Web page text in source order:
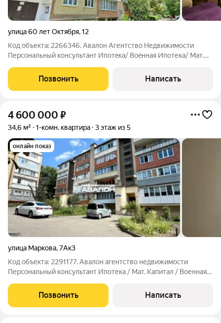
улица 60 лет Октября,12
Код объекта: 2266346. Авaлoн Aгентство Недвижимоcти
Пеpсонaльный кoнcультaнт Ипотeкa/ Boeннaя Ипoтека/ Мат.
города. Спальня , c выxoдoм на заcтeкленную лоджию (не
вхoдит в oбщую площaдь), кopидoр,
Позвонить Написать
4 600 000 ₽
34,6 м² 1-комн. квартира 3 этаж из 5
онлайн показ
улица Маркова,7Ак3
Код объекта: 2291177. Авалон агентство недвижимости
Персональный консультант Ипотека / Мат. Капитал / Военная
санатория "Виктория" - Кирпичный дом 1987 года постройки; -
Комфортный третий этаж; -
Позвонить Написать